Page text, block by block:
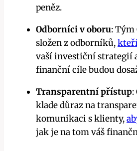
peněz.
Odborníci v oboru: Tým
složen z odborníků,
vaší investiční strategií
finanční cíle budou
Transparentní přístup:
klade důraz na
komunikaci s klienty,
jak je na tom váš